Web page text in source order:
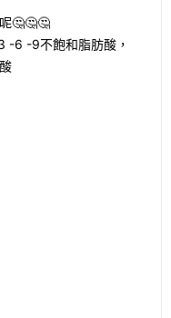
🤔🤔🤔
-6 -9不飽和脂肪酸，